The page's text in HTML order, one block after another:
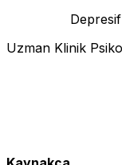
Uzman Klinik